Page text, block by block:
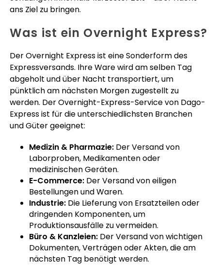
ans Ziel zu bringen.
Was ist ein Overnight Express?
Der Overnight Express ist eine Sonderform des
Expressversands. Ihre Ware wird am selben Tag
abgeholt und über Nacht transportiert, um
pünktlich am nächsten Morgen zugestellt zu
werden. Der Overnight-Express-Service von Dago-
Express ist für die unterschiedlichsten Branchen
und Güter geeignet:
Medizin & Pharmazie: Der Versand von
Laborproben, Medikamenten oder
medizinischen Geräten.
E-Commerce: Der Versand von eiligen
Bestellungen und Waren.
Industrie: Die Lieferung von Ersatzteilen oder
dringenden Komponenten, um
Produktionsausfälle zu vermeiden.
Büro & Kanzleien: Der Versand von wichtigen
Dokumenten, Verträgen oder Akten, die am
nächsten Tag benötigt werden.